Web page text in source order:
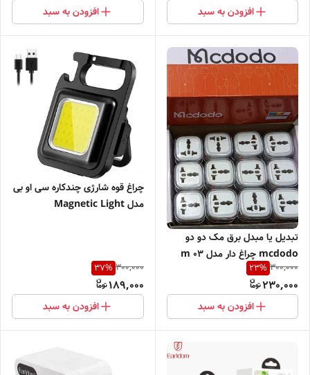
افزودن به سبد افزودن به سبد
تبدیل یا مبدل برق مک دو دو
mcdodo چراغ دار مدل m 03
16A با طراحی بسیار زیبا
300,000
23%
230,000
افزودن به سبد
چراغ قوه شارژی چندکاره سی او بی
مدل Magnetic Light
300,000
37%
189,000
افزودن به سبد